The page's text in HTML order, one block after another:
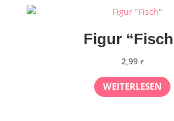
Figur
2,99 €
WEITERLESEN